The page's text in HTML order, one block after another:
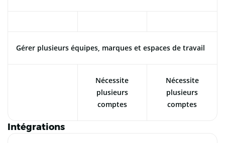
Gérer plusieurs équipes, marques et espaces de travail
Nécessite
plusieurs
comptes
Nécessite
plusieurs
comptes
Intégrations